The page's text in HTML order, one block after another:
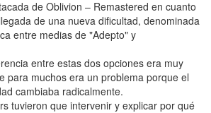
de Oblivion – Remastered en cuanto
de una nueva dificultad, denominada
entre medias de "Adepto" y
entre estas dos opciones era muy
para muchos era un problema porque el
cambiaba radicalmente.
tuvieron que intervenir y explicar por qué